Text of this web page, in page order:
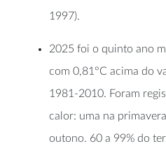
1997).
2025 foi o quinto ano
com 0,81°C acima do
1981-2010. Foram
calor: uma na
outono. 60 a 99% do